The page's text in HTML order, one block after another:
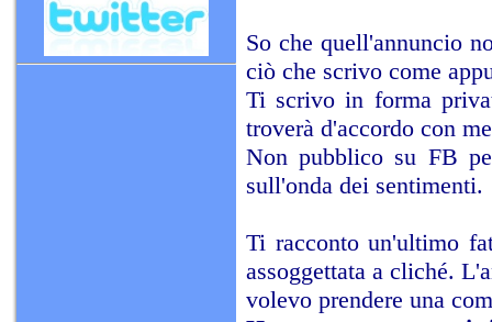
So che quell'annuncio
ciò che scrivo come
Ti scrivo in forma
troverà d'accordo con
Non pubblico su FB
sull'onda dei sentimenti.
Ti racconto un'ultimo
assoggettata a cliché.
volevo prendere una